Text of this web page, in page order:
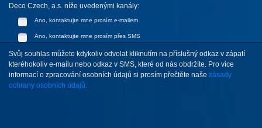
Deco Czech, a.s. níže uvedenými kanály:
Ano, kontaktujte mne prosím e-mailem
Ano, kontaktujte mne prosím přes SMS
Svůj souhlas můžete kdykoliv odvolat kliknutím na příslušný odkaz v zápatí
kteréhokoliv e-mailu nebo odkaz v SMS, které od nás obdržíte. Pro vice
informací o zpracování osobních údajů si prosím přečtěte naše zásady
ochrany osobních údajů.